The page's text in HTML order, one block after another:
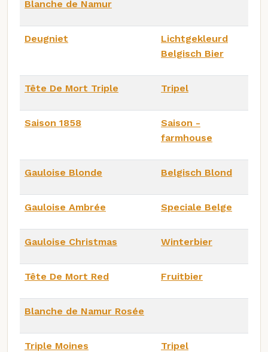
Blanche de Namur
Deugniet
Lichtgekleurd
Belgisch Bier
Tête De Mort Triple Tripel
Saison 1858
Saison -
farmhouse
Gauloise Blonde Belgisch Blond
Gauloise Ambrée Speciale Belge
Gauloise Christmas Winterbier
Tête De Mort Red Fruitbier
Blanche de Namur Rosée
Triple Moines Tripel